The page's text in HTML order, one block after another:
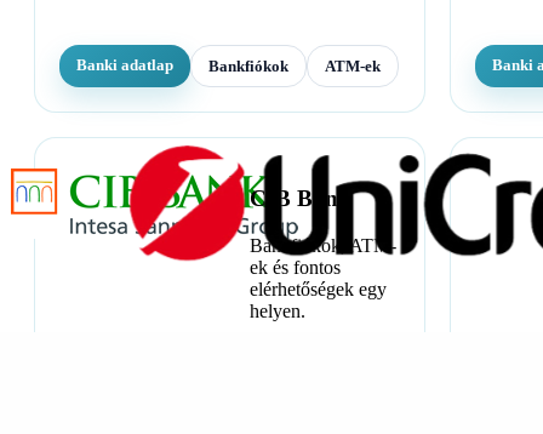
Banki adatlap Bankfiókok ATM-ek Banki
CIB Bank
Bankfiókok, ATM-
ek és fontos
elérhetőségek egy
helyen.